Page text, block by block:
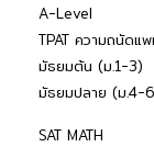
A-Level
TPAT ความถนัดแ
มัธยมต้น (ม.1-3)
มัธยมปลาย (ม.4-
SAT MATH